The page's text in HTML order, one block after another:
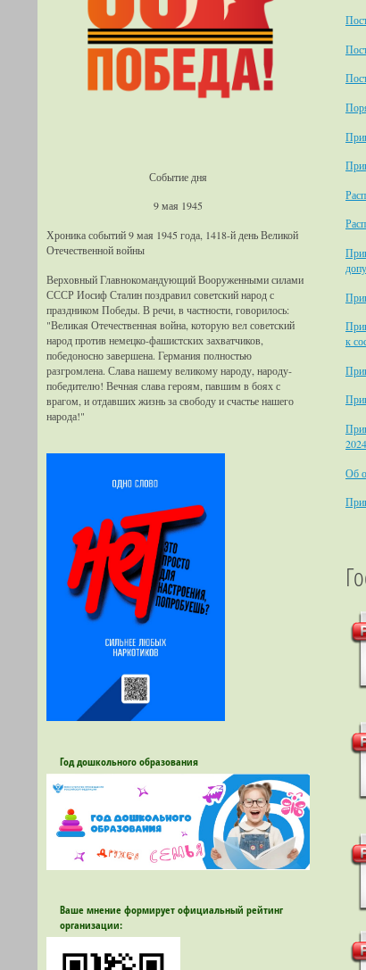
Событие дня
9 мая 1945
Хроника событий 9 мая 1945 года, 1418-й день Великой
Отечественной войны
Верховный Главнокомандующий Вооруженными силами
СССР Иосиф Сталин поздравил советский народ с
праздником Победы. В речи, в частности, говорилось:
"Великая Отечественная война, которую вел советский
народ против немецко-фашистских захватчиков,
победоносно завершена. Германия полностью
разгромлена. Слава нашему великому народу, народу-
победителю! Вечная слава героям, павшим в боях с
врагом, и отдавших жизнь за свободу и счастье нашего
народа!"
Год дошкольного образования
Ваше мнение формирует официальный рейтинг
организации:
к
Об